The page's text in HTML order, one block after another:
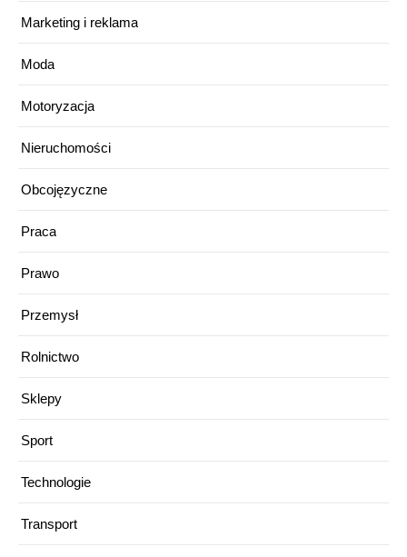
Marketing i reklama
Moda
Motoryzacja
Nieruchomości
Obcojęzyczne
Praca
Prawo
Przemysł
Rolnictwo
Sklepy
Sport
Technologie
Transport